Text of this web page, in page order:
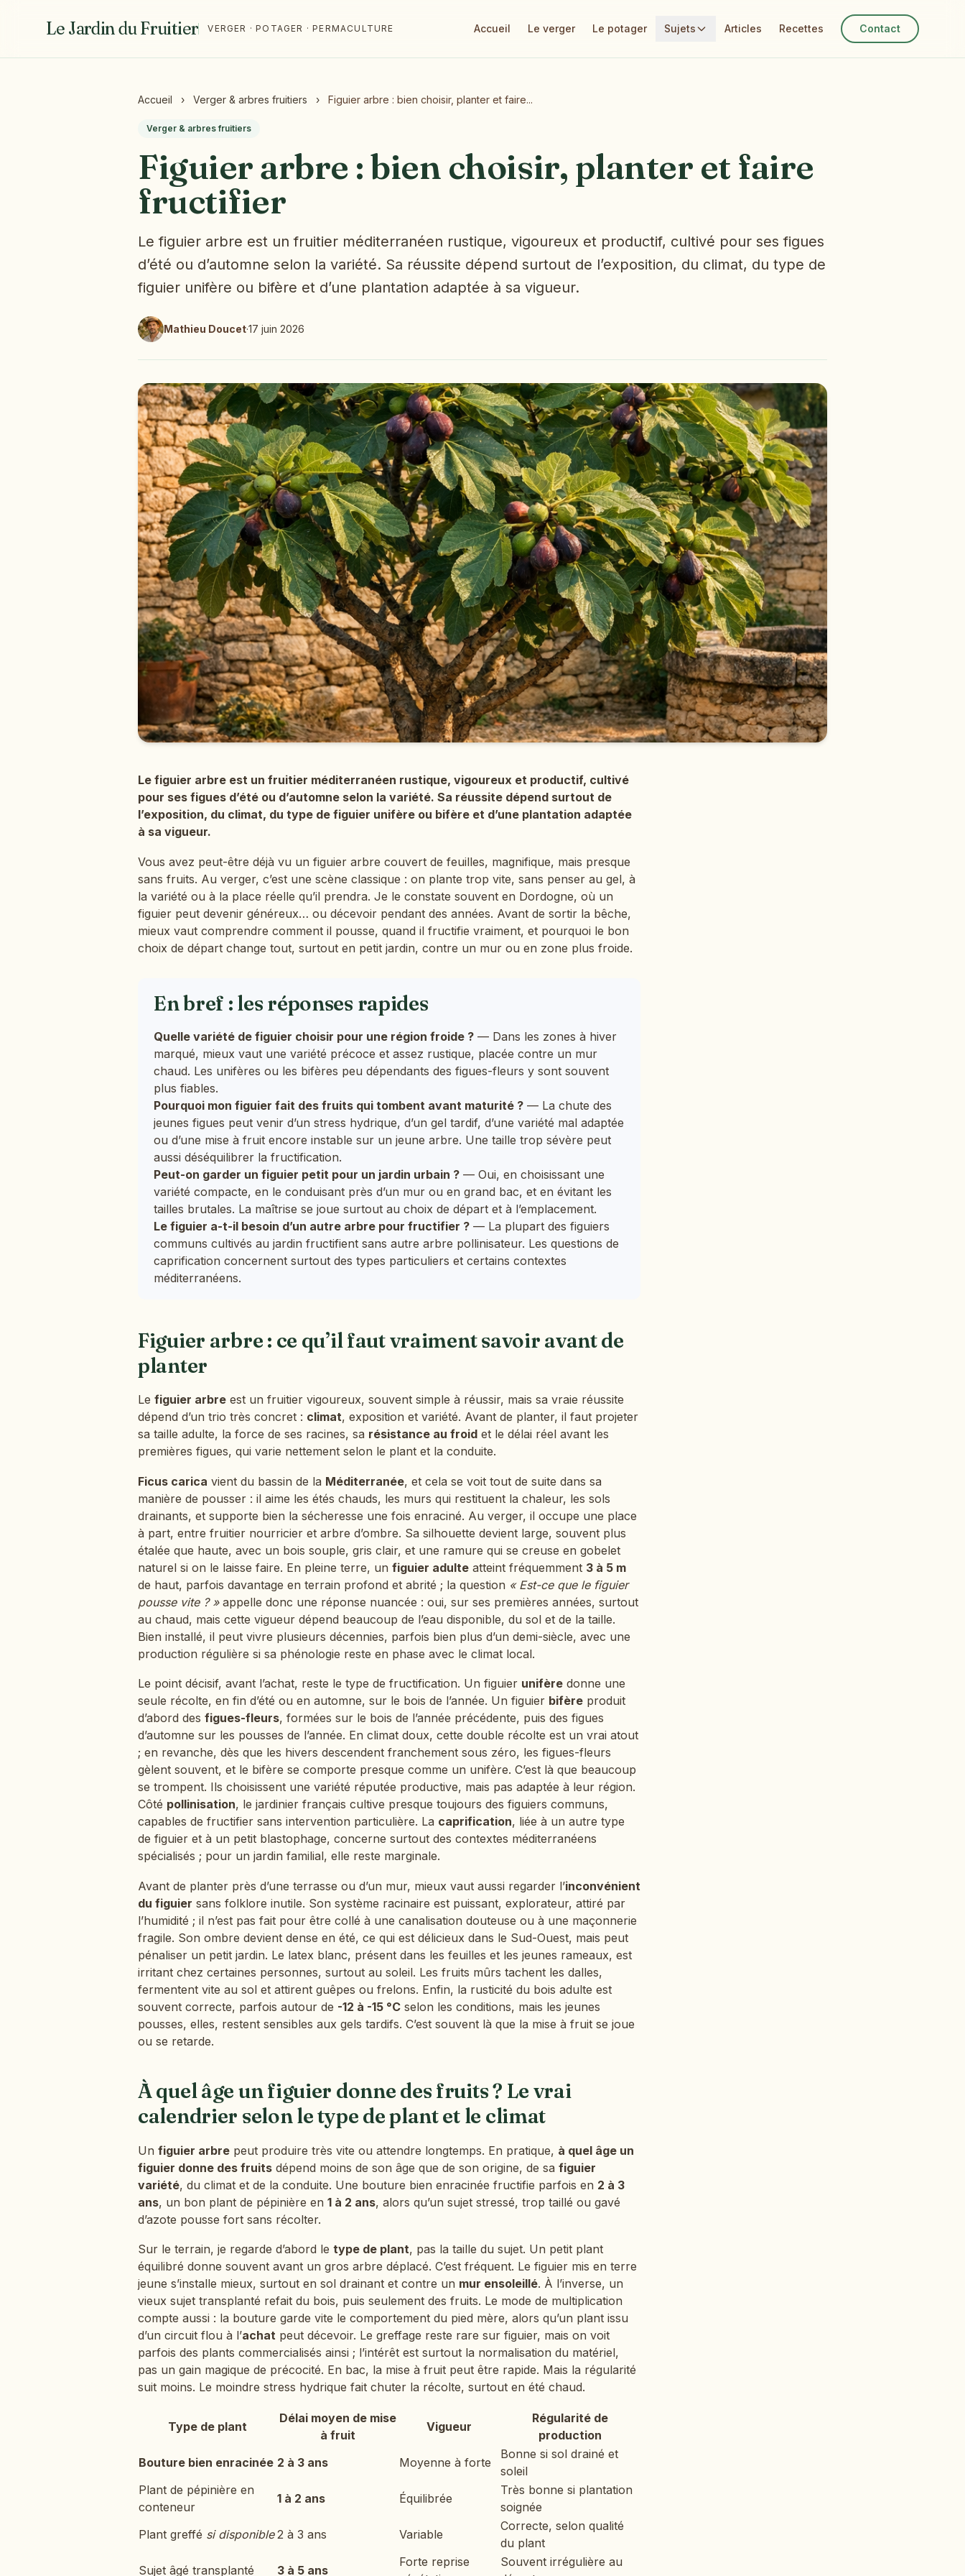
Le Jardin du Fruitier VERGER · POTAGER · PERMACULTURE Accueil Le verger Le potager Sujets Articles Recettes Contact
Accueil › Verger & arbres fruitiers › Figuier arbre : bien choisir, planter et faire...
Verger & arbres fruitiers
Figuier arbre : bien choisir, planter et faire
fructifier
Le figuier arbre est un fruitier méditerranéen rustique, vigoureux et productif, cultivé pour ses figues
d’été ou d’automne selon la variété. Sa réussite dépend surtout de l’exposition, du climat, du type de
figuier unifère ou bifère et d’une plantation adaptée à sa vigueur.
Mathieu Doucet·17 juin 2026
Le figuier arbre est un fruitier méditerranéen rustique, vigoureux et productif, cultivé
pour ses figues d’été ou d’automne selon la variété. Sa réussite dépend surtout de
l’exposition, du climat, du type de figuier unifère ou bifère et d’une plantation adaptée
à sa vigueur.
Vous avez peut-être déjà vu un figuier arbre couvert de feuilles, magnifique, mais presque
sans fruits. Au verger, c’est une scène classique : on plante trop vite, sans penser au gel, à
la variété ou à la place réelle qu’il prendra. Je le constate souvent en Dordogne, où un
figuier peut devenir généreux… ou décevoir pendant des années. Avant de sortir la bêche,
mieux vaut comprendre comment il pousse, quand il fructifie vraiment, et pourquoi le bon
choix de départ change tout, surtout en petit jardin, contre un mur ou en zone plus froide.
En bref : les réponses rapides
Quelle variété de figuier choisir pour une région froide ? — Dans les zones à hiver
marqué, mieux vaut une variété précoce et assez rustique, placée contre un mur
chaud. Les unifères ou les bifères peu dépendants des figues-fleurs y sont souvent
plus fiables.
Pourquoi mon figuier fait des fruits qui tombent avant maturité ? — La chute des
jeunes figues peut venir d’un stress hydrique, d’un gel tardif, d’une variété mal adaptée
ou d’une mise à fruit encore instable sur un jeune arbre. Une taille trop sévère peut
aussi déséquilibrer la fructification.
Peut-on garder un figuier petit pour un jardin urbain ? — Oui, en choisissant une
variété compacte, en le conduisant près d’un mur ou en grand bac, et en évitant les
tailles brutales. La maîtrise se joue surtout au choix de départ et à l’emplacement.
Le figuier a-t-il besoin d’un autre arbre pour fructifier ? — La plupart des figuiers
communs cultivés au jardin fructifient sans autre arbre pollinisateur. Les questions de
caprification concernent surtout des types particuliers et certains contextes
méditerranéens.
Figuier arbre : ce qu’il faut vraiment savoir avant de
planter
Le figuier arbre est un fruitier vigoureux, souvent simple à réussir, mais sa vraie réussite
dépend d’un trio très concret : climat, exposition et variété. Avant de planter, il faut projeter
sa taille adulte, la force de ses racines, sa résistance au froid et le délai réel avant les
premières figues, qui varie nettement selon le plant et la conduite.
Ficus carica vient du bassin de la Méditerranée, et cela se voit tout de suite dans sa
manière de pousser : il aime les étés chauds, les murs qui restituent la chaleur, les sols
drainants, et supporte bien la sécheresse une fois enraciné. Au verger, il occupe une place
à part, entre fruitier nourricier et arbre d’ombre. Sa silhouette devient large, souvent plus
étalée que haute, avec un bois souple, gris clair, et une ramure qui se creuse en gobelet
naturel si on le laisse faire. En pleine terre, un figuier adulte atteint fréquemment 3 à 5 m
de haut, parfois davantage en terrain profond et abrité ; la question « Est-ce que le figuier
pousse vite ? »appelle donc une réponse nuancée : oui, sur ses premières années, surtout
au chaud, mais cette vigueur dépend beaucoup de l’eau disponible, du sol et de la taille.
Bien installé, il peut vivre plusieurs décennies, parfois bien plus d’un demi-siècle, avec une
production régulière si sa phénologie reste en phase avec le climat local.
Le point décisif, avant l’achat, reste le type de fructification. Un figuier unifère donne une
seule récolte, en fin d’été ou en automne, sur le bois de l’année. Un figuier bifère produit
d’abord des figues-fleurs, formées sur le bois de l’année précédente, puis des figues
d’automne sur les pousses de l’année. En climat doux, cette double récolte est un vrai atout
; en revanche, dès que les hivers descendent franchement sous zéro, les figues-fleurs
gèlent souvent, et le bifère se comporte presque comme un unifère. C’est là que beaucoup
se trompent. Ils choisissent une variété réputée productive, mais pas adaptée à leur région.
Côté pollinisation, le jardinier français cultive presque toujours des figuiers communs,
capables de fructifier sans intervention particulière. La caprification, liée à un autre type
de figuier et à un petit blastophage, concerne surtout des contextes méditerranéens
spécialisés ; pour un jardin familial, elle reste marginale.
Avant de planter près d’une terrasse ou d’un mur, mieux vaut aussi regarder l’inconvénient
du figuier sans folklore inutile. Son système racinaire est puissant, explorateur, attiré par
l’humidité ; il n’est pas fait pour être collé à une canalisation douteuse ou à une maçonnerie
fragile. Son ombre devient dense en été, ce qui est délicieux dans le Sud-Ouest, mais peut
pénaliser un petit jardin. Le latex blanc, présent dans les feuilles et les jeunes rameaux, est
irritant chez certaines personnes, surtout au soleil. Les fruits mûrs tachent les dalles,
fermentent vite au sol et attirent guêpes ou frelons. Enfin, la rusticité du bois adulte est
souvent correcte, parfois autour de -12 à -15 °C selon les conditions, mais les jeunes
pousses, elles, restent sensibles aux gels tardifs. C’est souvent là que la mise à fruit se joue
ou se retarde.
À quel âge un figuier donne des fruits ? Le vrai
calendrier selon le type de plant et le climat
Un figuier arbre peut produire très vite ou attendre longtemps. En pratique, à quel âge un
figuier donne des fruits dépend moins de son âge que de son origine, de sa figuier
variété, du climat et de la conduite. Une bouture bien enracinée fructifie parfois en 2 à 3
ans, un bon plant de pépinière en 1 à 2 ans, alors qu’un sujet stressé, trop taillé ou gavé
d’azote pousse fort sans récolter.
Sur le terrain, je regarde d’abord le type de plant, pas la taille du sujet. Un petit plant
équilibré donne souvent avant un gros arbre déplacé. C’est fréquent. Le figuier mis en terre
jeune s’installe mieux, surtout en sol drainant et contre un mur ensoleillé. À l’inverse, un
vieux sujet transplanté refait du bois, puis seulement des fruits. Le mode de multiplication
compte aussi : la bouture garde vite le comportement du pied mère, alors qu’un plant issu
d’un circuit flou à l’achat peut décevoir. Le greffage reste rare sur figuier, mais on voit
parfois des plants commercialisés ainsi ; l’intérêt est surtout la normalisation du matériel,
pas un gain magique de précocité. En bac, la mise à fruit peut être rapide. Mais la régularité
suit moins. Le moindre stress hydrique fait chuter la récolte, surtout en été chaud.
Type de plant
Délai moyen de mise
à fruit
Vigueur
Régularité de
production
Bouture bien enracinée 2 à 3 ans Moyenne à forte
Bonne si sol drainé et
soleil
Plant de pépinière en
conteneur
1 à 2 ans Équilibrée
Très bonne si plantation
soignée
Plant greffé si disponible 2 à 3 ans Variable
Correcte, selon qualité
du plant
Sujet âgé transplanté
3 à 5 ans
Forte reprise
Souvent irrégulière au